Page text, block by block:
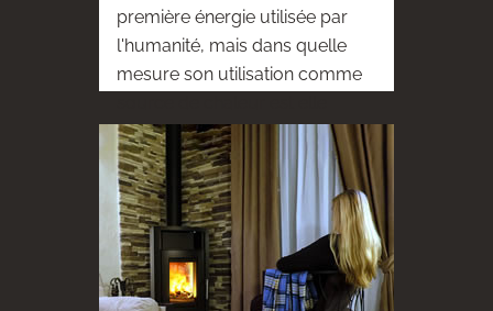
première énergie utilisée par
l'humanité, mais dans quelle
mesure son utilisation comme
écologique ?